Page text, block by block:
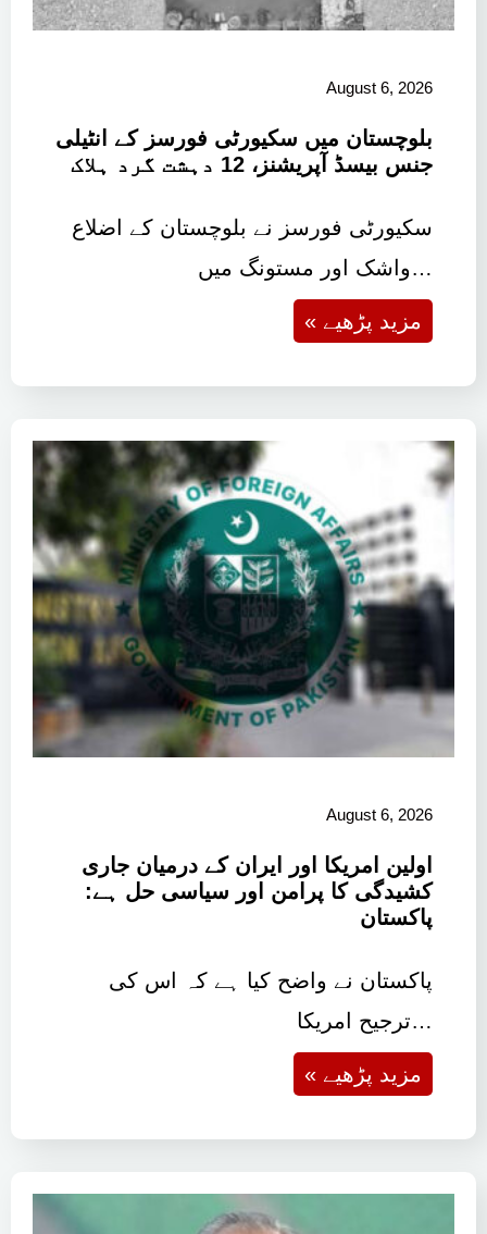
August 6, 2026
بلوچستان میں سکیورٹی فورسز کے انٹیلی
جنس بیسڈ آپریشنز، 12 دہشت گرد ہلاک
سکیورٹی فورسز نے بلوچستان کے اضلاع
واشک اور مستونگ میں…
« مزید پڑھیے
August 6, 2026
اولین امریکا اور ایران کے درمیان جاری
کشیدگی کا پرامن اور سیاسی حل ہے:
پاکستان
پاکستان نے واضح کیا ہے کہ اس کی
ترجیح امریکا…
« مزید پڑھیے